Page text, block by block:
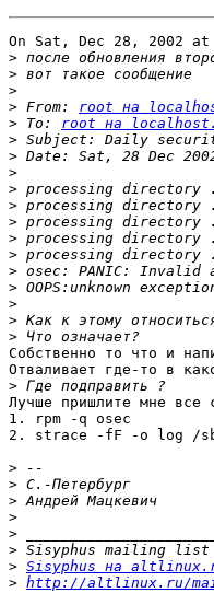
On Sat, Dec 28, 2002 at
>
>
>
> From: root на
> To: root на
>
>
>
>
>
>
>
>
>
>
>
>
>
Собственно то что и
Отваливает где-то в
>
Лучше пришлите мне все
1. rpm -q osec
2. strace -fF -o log /
>
>
>
>
>
>
> Sisyphus на
> http://altlinux.ru/